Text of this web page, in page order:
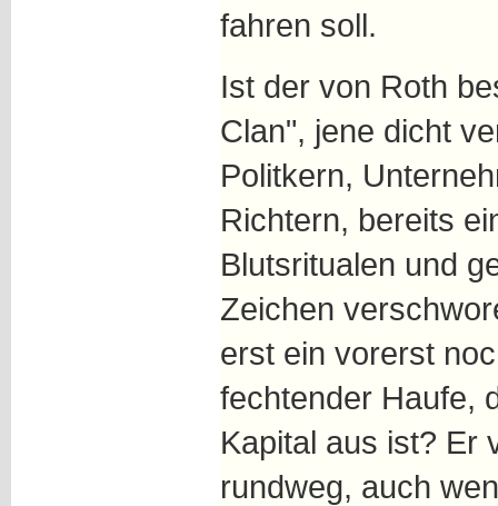
fahren soll.
Ist der von Roth
Clan", jene dicht
Politkern,
Richtern, bereits
Blutsritualen und
Zeichen
erst ein vorerst
fechtender Haufe,
Kapital aus ist? Er
rundweg, auch